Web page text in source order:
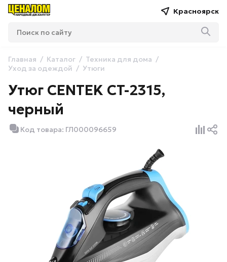
Красноярск
Главная Каталог
Техника для дома
Уход за одеждой
Утюги
Утюг CENTEK CT-2315,
черный
Код товара: ГЛ000096659